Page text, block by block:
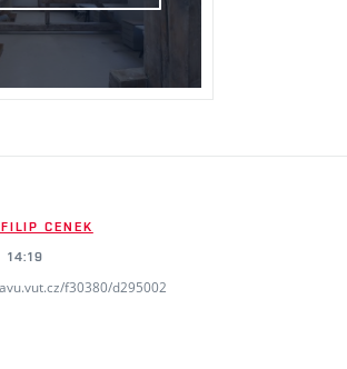
CENEK
f30380/d295002